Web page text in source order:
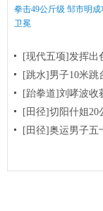
拳击49公斤级 邹市明成
卫冕
[现代五项]发挥出
[跳水]男子10米跳
[跆拳道]刘哮波收
[田径]切阳什姐20
[田径]奥运男子五